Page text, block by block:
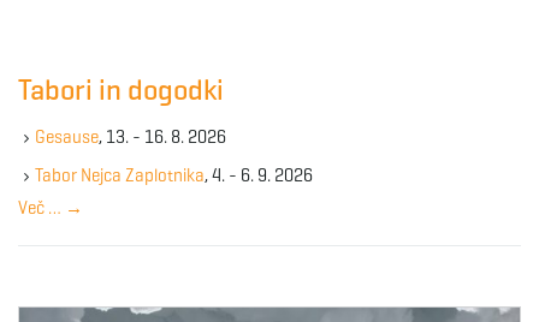
e
y
w
r
Tabori in dogodki
Gesause, 13. - 16. 8. 2026
Tabor Nejca Zaplotnika, 4. - 6. 9. 2026
Več … →